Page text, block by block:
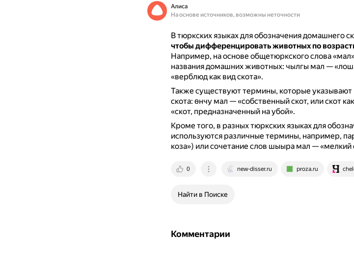
Алиса
На основе источников, возможны неточности
В тюркских языках для обозначения домашнего
чтобы дифференцировать животных по
Например, на основе общетюркского слова
названия домашних животных: чылгы мал —
«верблюд как вид скота».
Также существуют термины, которые указывают
скота: ѳнчу мал — «собственный скот, или скот
«скот, предназначенный на убой».
Кроме того, в разных тюркских языках для
используются различные термины, например,
коза») или сочетание слов шыыра мал — «мелкий
0 new-disser.ru proza.ru
Найти в Поиске
Комментарии